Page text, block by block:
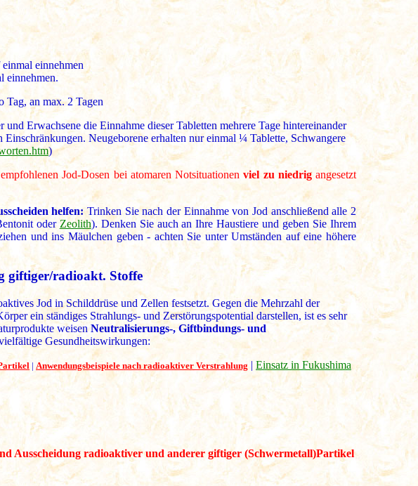
einnehmen
einnehmen.
Tag, an max. 2 Tagen
Erwachsene die Einnahme dieser Tabletten mehrere Tage hintereinander
Neugeborene erhalten nur einmal ¼ Tablette, Schwangere
)
Jod-Dosen bei atomaren Notsituationenviel zu niedrigangesetzt
helfen:Trinken Sie nach der Einnahme von Jod anschließend alle 2
oder Zeolith). Denken Sie auch an Ihre Haustiere und geben Sie Ihrem
und ins Mäulchen geben - achten Sie unter Umständen auf eine höhere
giftiger/radioakt. Stoffe
Jod in Schilddrüse und Zellen festsetzt. Gegen die Mehrzahl der
ein ständiges Strahlungs- und Zerstörungspotential darstellen, ist es sehr
weisenNeutralisierungs-, Giftbindungs- und
Gesundheitswirkungen:
| Anwendungsbeispiele nach radioaktiver Verstrahlung | Einsatz in Fukushima
Ausscheidung radioaktiver und anderer giftiger (Schwermetall)Partikel